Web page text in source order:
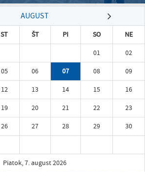
AUGUST
ST ŠT PI SO
NE
01
02
05 06 07 08
09
12 13 14 15
16
19 20 21 22
23
26 27 28 29
30
Piatok, 7. august 2026